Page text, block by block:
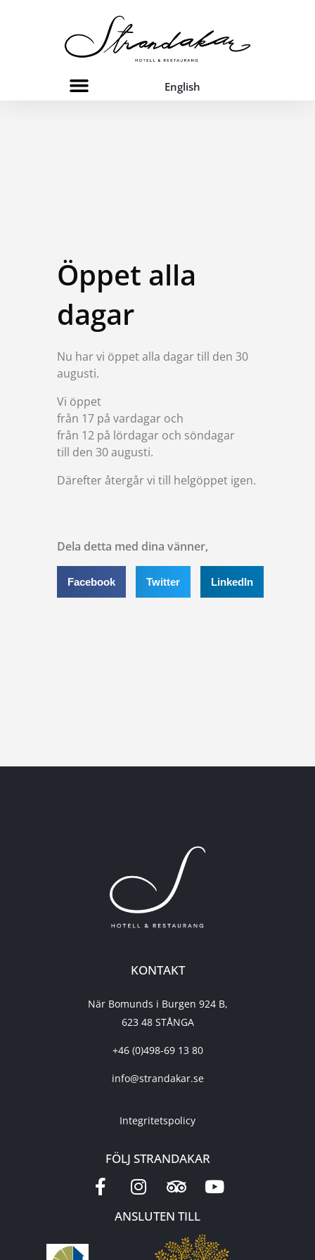
English
Öppet alla
dagar
Nu har vi öppet alla dagar till den 30
augusti.
Vi öppet
från 17 på vardagar och
från 12 på lördagar och söndagar
till den 30 augusti.
Därefter återgår vi till helgöppet igen.
Dela detta med dina vänner,
Facebook Twitter LinkedIn
KONTAKT
När Bomunds i Burgen 924 B,
623 48 STÅNGA
+46 (0)498-69 13 80
info@strandakar.se
Integritetspolicy
FÖLJ STRANDAKAR
ANSLUTEN TILL